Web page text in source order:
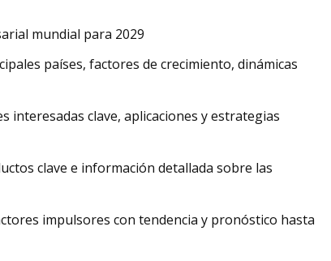
mundial para 2029
países, factores de crecimiento, dinámicas
interesadas clave, aplicaciones y estrategias
clave e información detallada sobre las
impulsores con tendencia y pronóstico hasta